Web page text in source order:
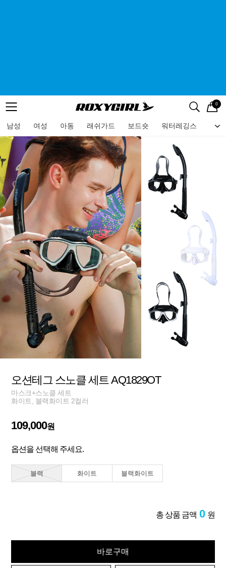
메뉴 검색
로고 0
남성 여성 아동 래쉬가드 보드숏 워터레깅스 비
메뉴
오션테그 스노클 세트 AQ1829OT
마스크+스노클 세트
화이트, 블랙화이트 2컬러
109,000원
옵션을 선택해 주세요.
블랙 화이트 블랙화이트
총 상품 금액 0 원
바로구매